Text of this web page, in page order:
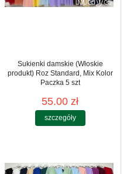
Sukienki damskie (Włoskie
produkt) Roz Standard, Mix Kolor
Paczka 5 szt
55.00 zł
szczegóły